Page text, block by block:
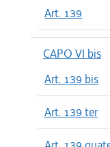
Art. 139
CAPO VI bis
Art. 139 bis
Art. 139 ter